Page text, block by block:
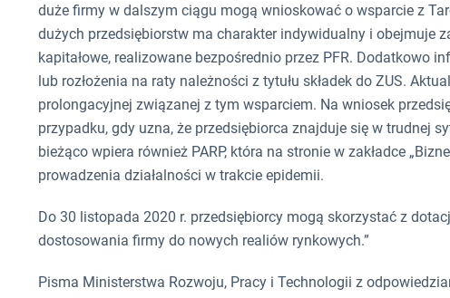
duże firmy w dalszym ciągu mogą wnioskować o wsparcie z
dużych przedsiębiorstw ma charakter indywidualny i obejmuje
kapitałowe, realizowane bezpośrednio przez PFR. Dodatkowo
lub rozłożenia na raty należności z tytułu składek do ZUS.
prolongacyjnej związanej z tym wsparciem. Na wniosek
przypadku, gdy uzna, że przedsiębiorca znajduje się w trudnej
bieżąco wpiera również PARP, która na stronie w zakładce
prowadzenia działalności w trakcie epidemii.
Do 30 listopada 2020 r. przedsiębiorcy mogą skorzystać z
dostosowania firmy do nowych realiów rynkowych.”
Pisma Ministerstwa Rozwoju, Pracy i Technologii z